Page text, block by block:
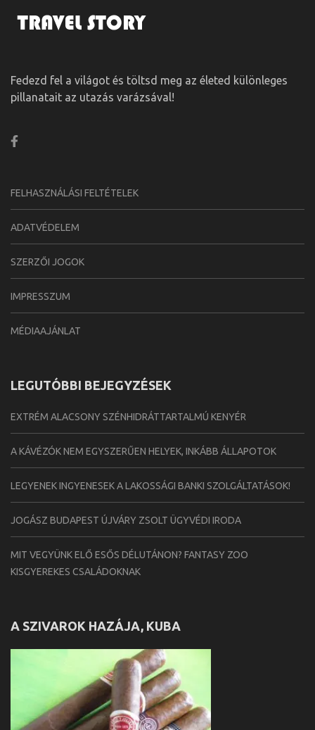
Fedezd fel a világot és töltsd meg az életed különleges
pillanatait az utazás varázsával!
FELHASZNÁLÁSI FELTÉTELEK
ADATVÉDELEM
SZERZŐI JOGOK
IMPRESSZUM
MÉDIAAJÁNLAT
LEGUTÓBBI BEJEGYZÉSEK
EXTRÉM ALACSONY SZÉNHIDRÁTTARTALMÚ KENYÉR
A KÁVÉZÓK NEM EGYSZERŰEN HELYEK, INKÁBB ÁLLAPOTOK
LEGYENEK INGYENESEK A LAKOSSÁGI BANKI SZOLGÁLTATÁSOK!
JOGÁSZ BUDAPEST ÚJVÁRY ZSOLT ÜGYVÉDI IRODA
MIT VEGYÜNK ELŐ ESŐS DÉLUTÁNON? FANTASY ZOO
KISGYEREKES CSALÁDOKNAK
A SZIVAROK HAZÁJA, KUBA